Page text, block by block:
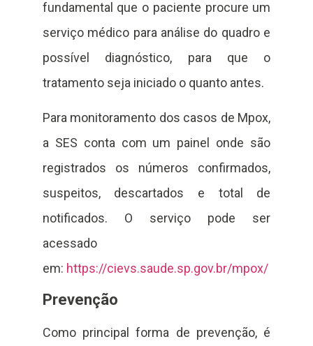
fundamental que o paciente procure um
serviço médico para análise do quadro e
possível diagnóstico, para que o
tratamento seja iniciado o quanto antes.
Para monitoramento dos casos de Mpox,
a SES conta com um painel onde são
registrados os números confirmados,
suspeitos, descartados e total de
notificados. O serviço pode ser
acessado
em: https://cievs.saude.sp.gov.br/mpox/
Prevenção
Como principal forma de prevenção, é